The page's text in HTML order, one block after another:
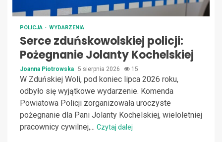
POLICJA WYDARZENIA
Serce zduńskowolskiej policji:
Pożegnanie Jolanty Kochelskiej
Joanna Piotrowska 5 sierpnia 2026 15
W Zduńskiej Woli, pod koniec lipca 2026 roku,
odbyło się wyjątkowe wydarzenie. Komenda
Powiatowa Policji zorganizowała uroczyste
pożegnanie dla Pani Jolanty Kochelskiej, wieloletniej
pracownicy cywilnej,... Czytaj dalej